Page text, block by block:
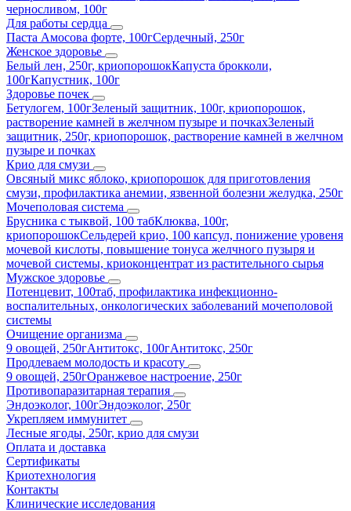
черносливом, 100г
Для работы сердца
Паста Амосова форте, 100гСердечный, 250г
Женское здоровье
Белый лен, 250г, криопорошокКапуста брокколи,
100гКапустник, 100г
Здоровье почек
Бетулогем, 100гЗеленый защитник, 100г, криопорошок,
растворение камней в желчном пузыре и почкахЗеленый
защитник, 250г, криопорошок, растворение камней в желчном
пузыре и почках
Крио для смузи
Овсяный микс яблоко, криопорошок для приготовления
смузи, профилактика анемии, язвенной болезни желудка, 250г
Мочеполовая система
Брусника с тыквой, 100 табКлюква, 100г,
криопорошокСельдерей крио, 100 капсул, понижение уровеня
мочевой кислоты, повышение тонуса желчного пузыря и
мочевой системы, криоконцентрат из растительного сырья
Мужское здоровье
Потенцевит, 100таб, профилактика инфекционно-
воспалительных, онкологических заболеваний мочеполовой
системы
Очищение организма
9 овощей, 250гАнтитокс, 100гАнтитокс, 250г
Продлеваем молодость и красоту
9 овощей, 250гОранжевое настроение, 250г
Противопаразитарная терапия
Эндоэколог, 100гЭндоэколог, 250г
Укрепляем иммунитет
Лесные ягоды, 250г, крио для смузи
Оплата и доставка
Сертификаты
Криотехнология
Контакты
Клинические исследования